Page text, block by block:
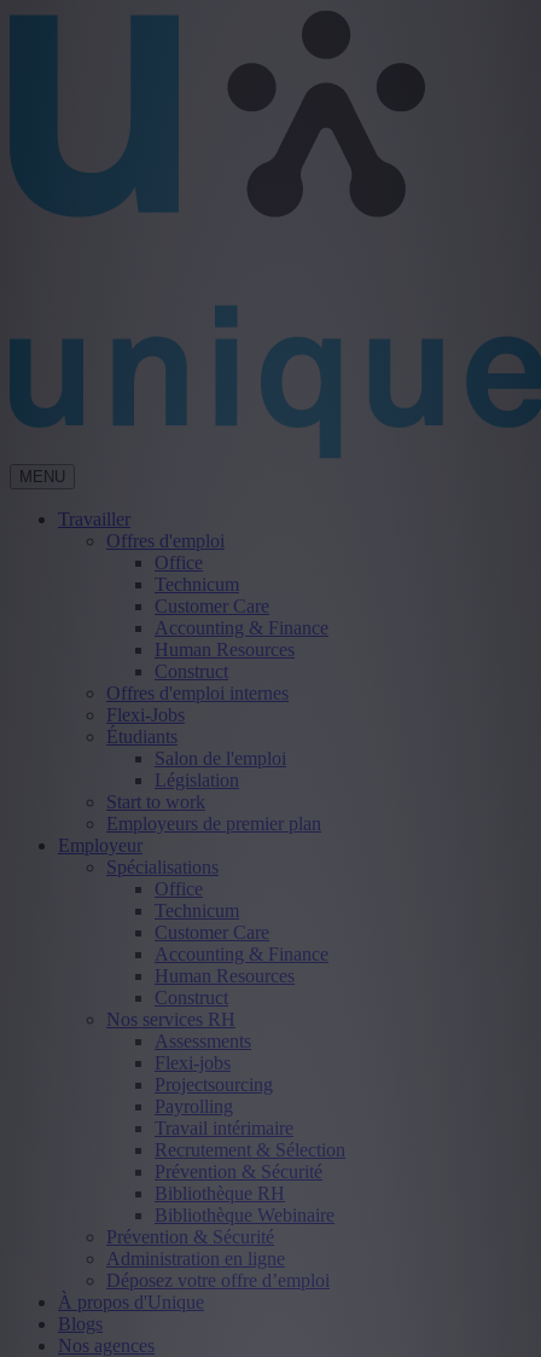
MENU
Travailler
Offres d'emploi
Office
Technicum
Customer Care
Accounting & Finance
Human Resources
Construct
Offres d'emploi internes
Flexi-Jobs
Étudiants
Salon de l'emploi
Législation
Start to work
Employeurs de premier plan
Employeur
Spécialisations
Office
Technicum
Customer Care
Accounting & Finance
Human Resources
Construct
Nos services RH
Assessments
Flexi-jobs
Projectsourcing
Payrolling
Travail intérimaire
Recrutement & Sélection
Prévention & Sécurité
Bibliothèque RH
Bibliothèque Webinaire
Prévention & Sécurité
Administration en ligne
Déposez votre offre d’emploi
À propos d'Unique
Blogs
Nos agences